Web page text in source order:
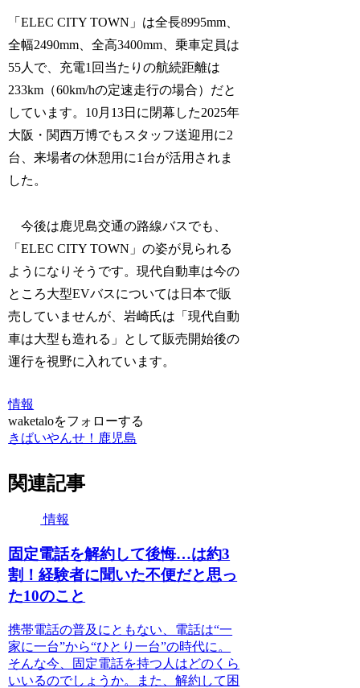
「ELEC CITY TOWN」は全長8995mm、
全幅2490mm、全高3400mm、乗車定員は
55人で、充電1回当たりの航続距離は
233km（60km/hの定速走行の場合）だと
しています。10月13日に閉幕した2025年
大阪・関西万博でもスタッフ送迎用に2
台、来場者の休憩用に1台が活用されま
した。
今後は鹿児島交通の路線バスでも、
「ELEC CITY TOWN」の姿が見られる
ようになりそうです。現代自動車は今の
ところ大型EVバスについては日本で販
売していませんが、岩崎氏は「現代自動
車は大型も造れる」として販売開始後の
運行を視野に入れています。
情報
waketaloをフォローする
きばいやんせ！鹿児島
関連記事
情報
固定電話を解約して後悔…は約3
割！経験者に聞いた不便だと思っ
た10のこと
携帯電話の普及にともない、電話は“一
家に一台”から“ひとり一台”の時代に。
そんな今、固定電話を持つ人はどのくら
いいるのでしょうか。また、解約して困